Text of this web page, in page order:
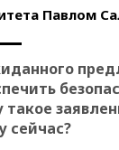
Павлом
сейчас?